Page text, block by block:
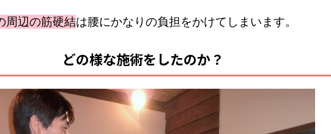
周辺の筋硬結は腰にかなりの負担をかけてしまいます。
どの様な施術をしたのか？